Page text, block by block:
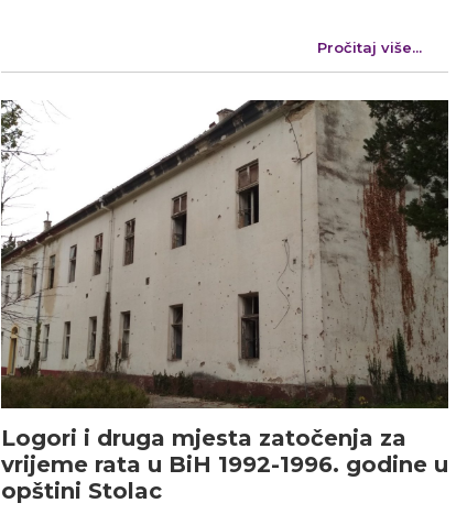
Pročitaj više...
Logori i druga mjesta zatočenja za
vrijeme rata u BiH 1992-1996. godine u
opštini Stolac